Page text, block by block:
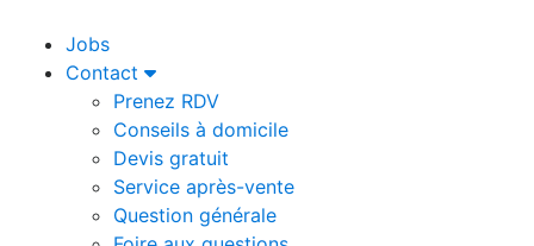
Jobs
Contact
Prenez RDV
Conseils à domicile
Devis gratuit
Service après-vente
Question générale